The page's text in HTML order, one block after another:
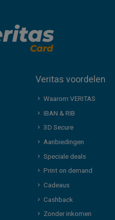
Veritas voordelen
Waarom VERITAS
IBAN & RIB
3D Secure
Aanbiedingen
Speciale deals
Print on demand
Cadeaus
Cashback
Zonder inkomen